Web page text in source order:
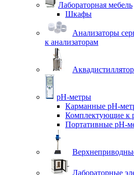
Лабораторная мебель
Шкафы
Анализаторы
к анализаторам
pH-метры
Карманные pH-
Комплектующие к
Портативные pH-
Лабораторные